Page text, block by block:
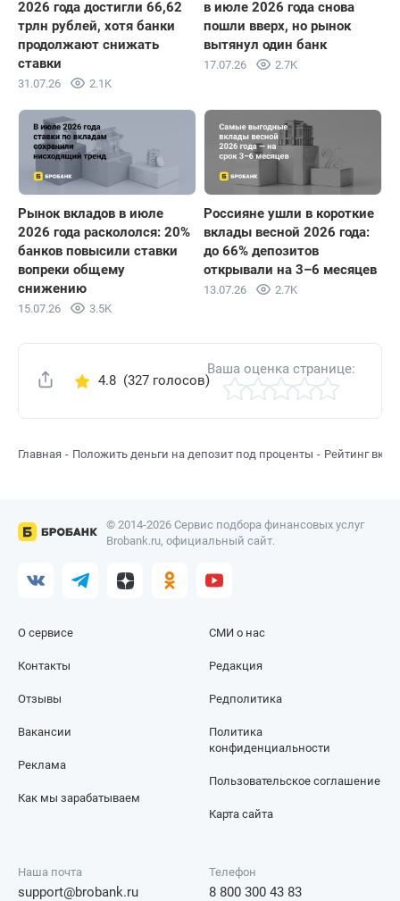
2026 года достигли 66,62
трлн рублей, хотя банки
продолжают снижать
ставки
31.07.26 2.1K
в июле 2026 года снова
пошли вверх, но рынок
вытянул один банк
17.07.26 2.7K
Рынок вкладов в июле
2026 года раскололся: 20%
банков повысили ставки
вопреки общему
снижению
15.07.26 3.5K
Россияне ушли в короткие
вклады весной 2026 года:
до 66% депозитов
открывали на 3–6 месяцев
13.07.26 2.7K
Поделиться
4.8(327 голосов)
Ваша оценка странице:
Главная Положить деньги на депозит под проценты Рейтинг
© 2014-2026 Сервис подбора финансовых услуг
Brobank.ru, официальный сайт.
О сервисе
Контакты
Отзывы
СМИ о нас
Редакция
Редполитика
Вакансии
Реклама
Как мы зарабатываем
Политика
конфиденциальности
Пользовательское соглашение
Карта сайта
Наша почта
support@brobank.ru
Телефон
8 800 300 43 83